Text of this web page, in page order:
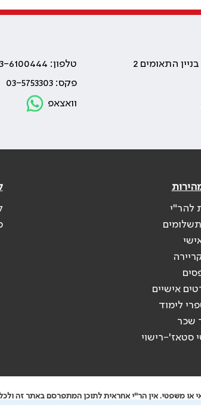
טלפון: 03-6100444
פקס: 03-5753303
וואצאפ
להר"י
אישיים
לימוד
שכר
סטאז'-רישוי
או משפטי. אין הר"י אחראית לתוכן המתפרסם באתר זה